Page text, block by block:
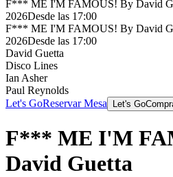
F*** ME I'M FAMOUS! By David
2026Desde las 17:00
F*** ME I'M FAMOUS! By David
2026Desde las 17:00
David Guetta
Disco Lines
Ian Asher
Paul Reynolds
Let's GoReservar Mesa Let's Go
F*** ME I'M
David Guetta